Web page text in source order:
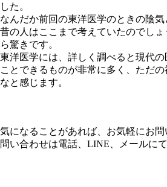
した。
なんだか前回の東洋医学のときの陰気
昔の人はここまで考えていたのでし
ら驚きです。
東洋医学には、詳しく調べると現代
ことできるものが非常に多く、ただ
なと感じます。
気になることがあれば、お気軽にお問
問い合わせは電話、LINE、メールに